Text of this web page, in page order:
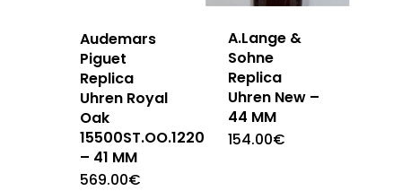
Audemars
Piguet
Replica
Uhren Royal
Oak
15500ST.OO.1220ST.04
– 41 MM
569.00€
A.Lange &
Sohne
Replica
Uhren New –
44 MM
154.00€